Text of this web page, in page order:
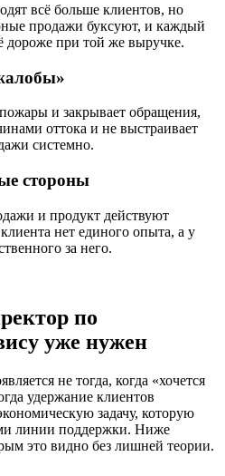
всё больше клиентов, но
продажи буксуют, и каждый
дороже при той же выручке.
и закрывает обращения,
оттока и не выстраивает
системно.
стороны
и продукт действуют
нет единого опыта, а у
за него.
по
уже нужен
не тогда, когда «хочется
удержание клиентов
задачу, которую
линии поддержки. Ниже
это видно без лишней теории.